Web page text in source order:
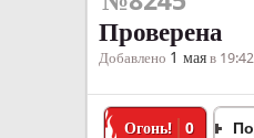
Проверена
Добавлено 1 мая в
Огонь! 0